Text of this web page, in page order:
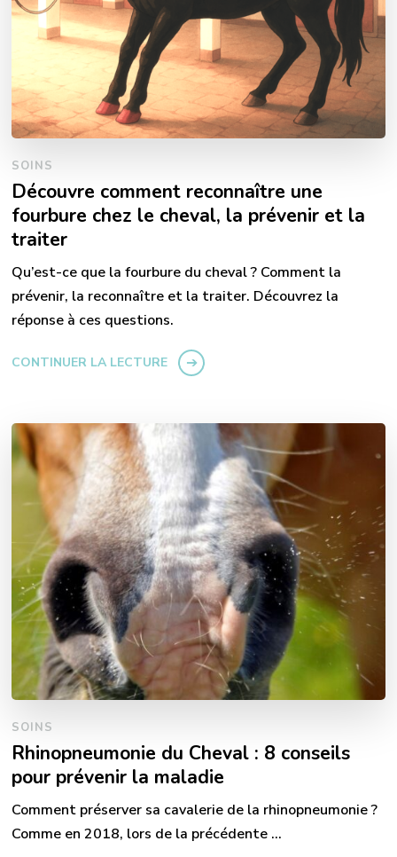
SOINS
Découvre comment reconnaître une
fourbure chez le cheval, la prévenir et la
traiter
Qu’est-ce que la fourbure du cheval ? Comment la
prévenir, la reconnaître et la traiter. Découvrez la
réponse à ces questions.
CONTINUER LA LECTURE
SOINS
Rhinopneumonie du Cheval : 8 conseils
pour prévenir la maladie
Comment préserver sa cavalerie de la rhinopneumonie ?
Comme en 2018, lors de la précédente …